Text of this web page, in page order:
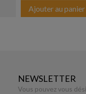
Ajouter au panier
NEWSLETTER
Vous pouvez vous